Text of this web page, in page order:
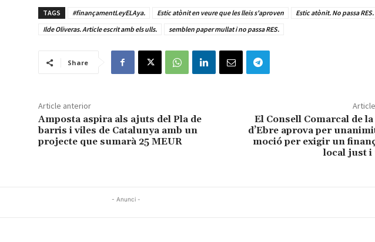
TAGS #finançamentLeyELAya. Estic atònit en veure que les lleis s'aproven
Estic atònit. No passa RES.
Ilde Oliveras. Article escrit amb els ulls.
semblen paper mullat i no passa RES.
Share
Article anterior
Amposta aspira als ajuts del Pla de
barris i viles de Catalunya amb un
projecte que sumarà 25 MEUR
El Consell Comarcal de
d’Ebre aprova per
moció per exigir un
local just i
- Anunci -